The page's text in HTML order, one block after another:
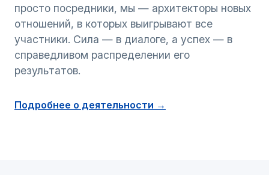
просто посредники, мы — архитекторы новых
отношений, в которых выигрывают все
участники. Сила — в диалоге, а успех — в
справедливом распределении его
результатов.
Подробнее о деятельности →